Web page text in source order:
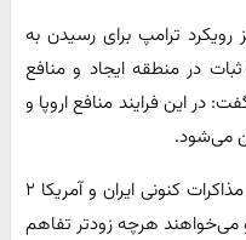
رویکرد ترامپ برای رسیدن به
در منطقه ایجاد و منافع
در این فرایند منافع اروپا و
می‌شود.
مهمان پرست با بیان اینکه «در جریان مذاکرات کنونی ایران و آمریکا ۲
می‌خواهند هرچه زودتر تفاهم